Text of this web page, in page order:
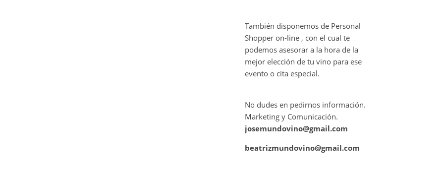
También disponemos de Personal
Shopper on-line , con el cual te
podemos asesorar a la hora de la
mejor elección de tu vino para ese
evento o cita especial.
No dudes en pedirnos información.
Marketing y Comunicación.
josemundovino@gmail.com
beatrizmundovino@gmail.com